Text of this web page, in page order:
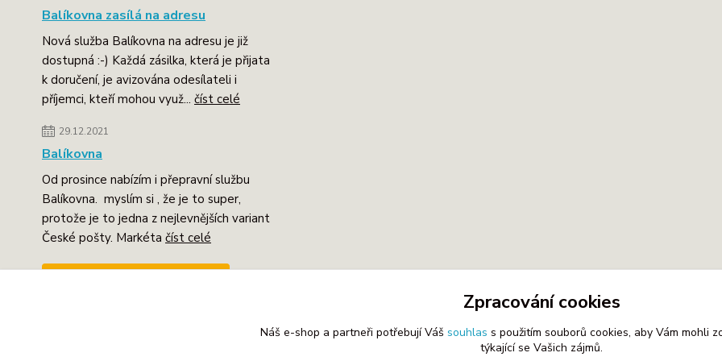
Balíkovna zasílá na adresu
Nová služba Balíkovna na adresu je již
dostupná :-) Každá zásilka, která je přijata
k doručení, je avizována odesílateli i
příjemci, kteří mohou využ... číst celé
29.12.2021
Balíkovna
Od prosince nabízím i přepravní službu
Balíkovna. myslím si , že je to super,
protože je to jedna z nejlevnějších variant
České pošty. Markéta číst celé
Zpracování cookies
Náš e-shop a partneři potřebují Váš souhlas s použitím souborů cookies, aby Vám mohli
týkající se Vašich zájmů.